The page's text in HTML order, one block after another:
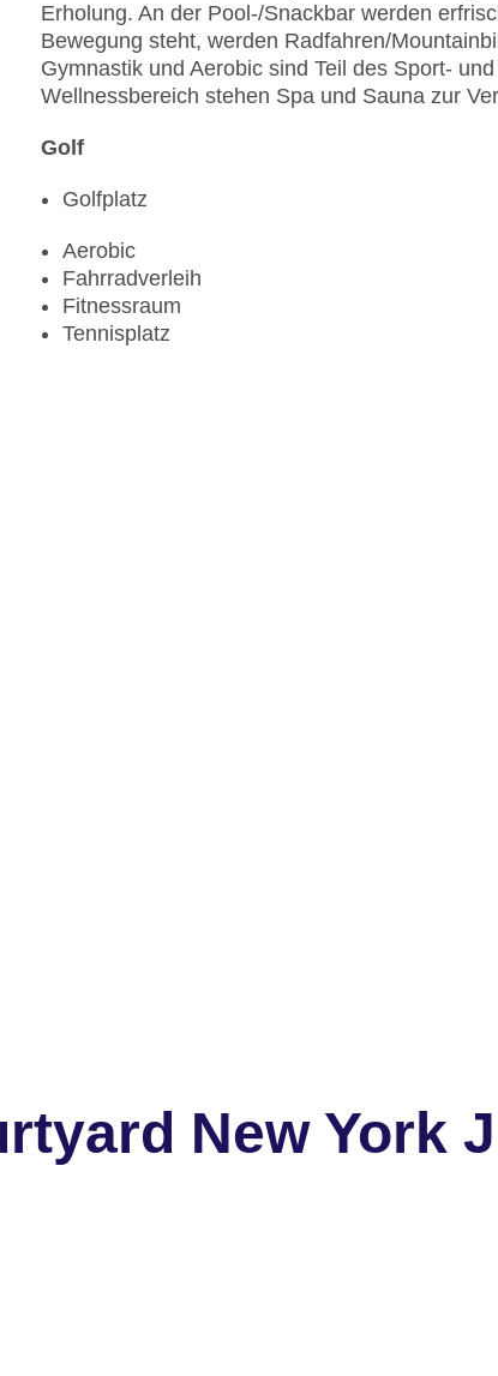
Erholung. An der Pool-/Snackbar werden
Bewegung steht, werden Radfahren/
Gymnastik und Aerobic sind Teil des Sport-
Wellnessbereich stehen Spa und Sauna zur
Golf
Golfplatz
Aerobic
Fahrradverleih
Fitnessraum
Tennisplatz
New York